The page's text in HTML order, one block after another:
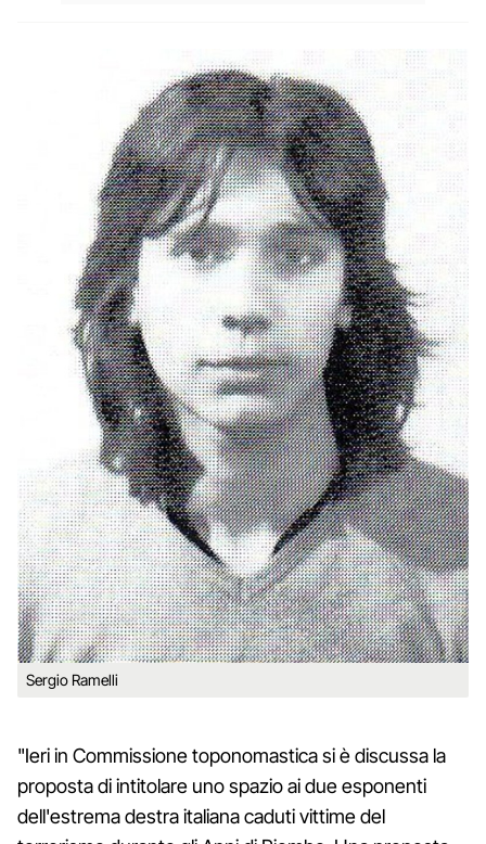
Sergio Ramelli
"Ieri in Commissione toponomastica si è discussa la
proposta di intitolare uno spazio ai due esponenti
dell'estrema destra italiana caduti vittime del